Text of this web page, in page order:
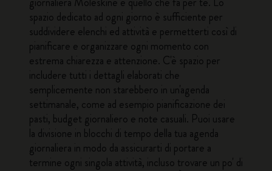
spazio dedicato ad ogni giorno è sufficiente per
suddividere elenchi ed attività e permetterti così di
pianificare e organizzare ogni momento con
estrema chiarezza e attenzione. C'è spazio per
includere tutti i dettagli elaborati che
semplicemente non starebbero in un'agenda
settimanale, come ad esempio pianificazione dei
pasti, budget giornaliero e note casuali. Puoi usare
la divisione in blocchi di tempo della tua agenda
giornaliera in modo da assicurarti di portare a
termine ogni singola attività, incluso trovare un po' di